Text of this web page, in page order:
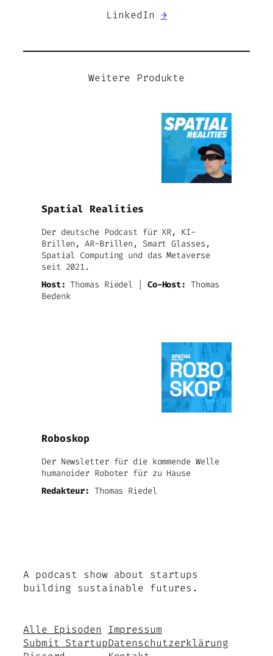
LinkedIn →
Weitere Produkte
Spatial Realities
Der deutsche Podcast für XR, KI-
Brillen, AR-Brillen, Smart Glasses,
Spatial Computing und das Metaverse
seit 2021.
Host: Thomas Riedel | Co-Host: Thomas
Bedenk
Roboskop
Der Newsletter für die kommende Welle
humanoider Roboter für zu Hause
Redakteur: Thomas Riedel
A podcast show about startups
building sustainable futures.
Alle Episoden
Submit Startup
Impressum
Datenschutzerklärung